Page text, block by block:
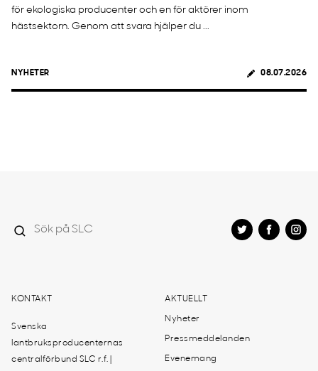
för ekologiska producenter och en för aktörer inom
hästsektorn. Genom att svara hjälper du ...
NYHETER 08.07.2026
KONTAKT
Svenska
lantbruksproducenternas
centralförbund SLC r.f. |
AKTUELLT
Nyheter
Pressmeddelanden
Evenemang